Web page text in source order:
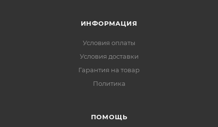
ИНФОРМАЦИЯ
Условия оплаты
Условия доставки
Гарантия на товар
Политика
ПОМОЩЬ